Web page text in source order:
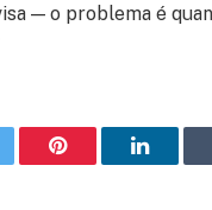
— o problema é
Pinterest